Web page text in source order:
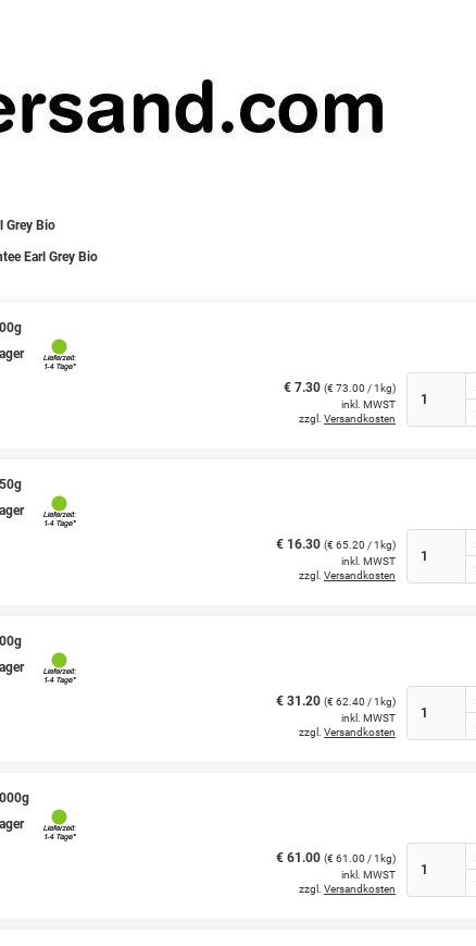
Grey Bio
Earl Grey Bio
€ 7.30 (€ 73.00 / 1kg)
inkl. MWST
zzgl. Versandkosten
€ 16.30 (€ 65.20 / 1kg)
inkl. MWST
zzgl. Versandkosten
€ 31.20 (€ 62.40 / 1kg)
inkl. MWST
zzgl. Versandkosten
€ 61.00 (€ 61.00 / 1kg)
inkl. MWST
zzgl. Versandkosten